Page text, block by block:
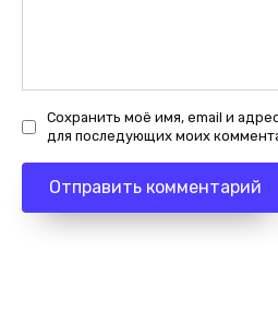
Сохранить моё имя, email и
для последующих моих